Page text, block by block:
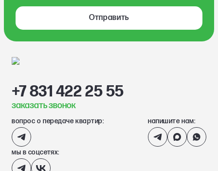
Отправить
+7 831 422 25 55
заказать звонок
вопрос о передаче квартир: напишите нам:
мы в соцсетях: